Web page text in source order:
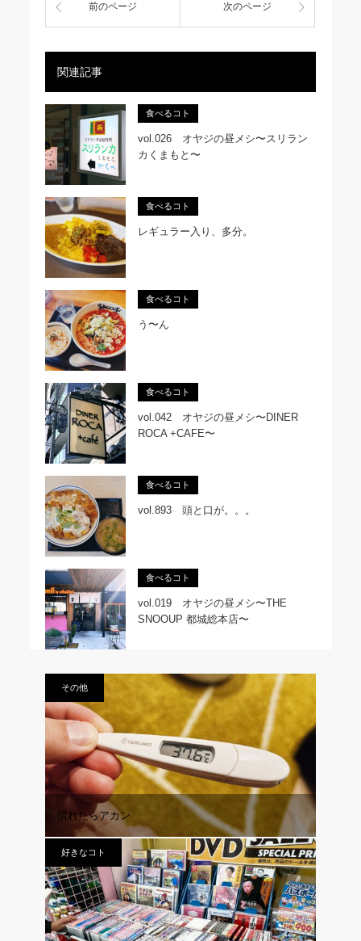
前のページ 次のページ
関連記事
食べるコト
vol.026 オヤジの昼メシ〜スリラン
カくまもと〜
食べるコト
レギュラー入り、多分。
食べるコト
う〜ん
食べるコト
vol.042 オヤジの昼メシ〜DINER
ROCA +CAFE〜
食べるコト
vol.893 頭と口が。。。
食べるコト
vol.019 オヤジの昼メシ〜THE
SNOOUP 都城総本店〜
その他
慣れたらアカン
好きなコト